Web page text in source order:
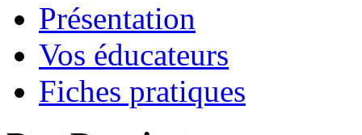
Présentation
Vos éducateurs
Fiches pratiques